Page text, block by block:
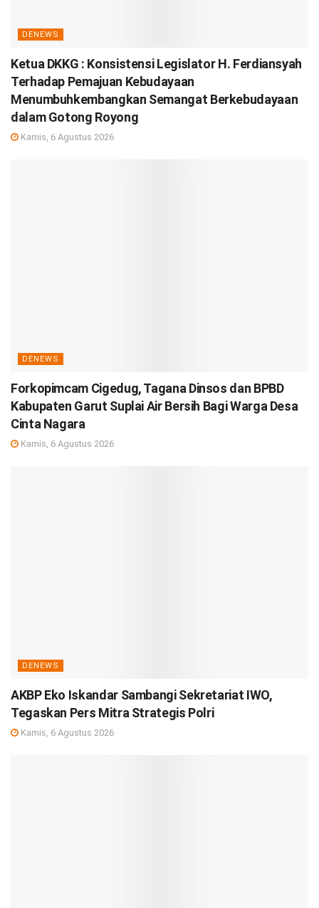
DENEWS
Ketua DKKG : Konsistensi Legislator H. Ferdiansyah
Terhadap Pemajuan Kebudayaan
Menumbuhkembangkan Semangat Berkebudayaan
dalam Gotong Royong
Kamis, 6 Agustus 2026
DENEWS
Forkopimcam Cigedug, Tagana Dinsos dan BPBD
Kabupaten Garut Suplai Air Bersih Bagi Warga Desa
Cinta Nagara
Kamis, 6 Agustus 2026
DENEWS
AKBP Eko Iskandar Sambangi Sekretariat IWO,
Tegaskan Pers Mitra Strategis Polri
Kamis, 6 Agustus 2026